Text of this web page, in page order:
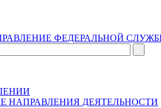
ФЕДЕРАЛЬНОЙ
НАПРАВЛЕНИЯ ДЕЯТЕЛЬНОСТИ